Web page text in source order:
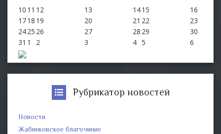
10 11 12 13 1415
16
1718 19 20 21 22
23
2425 26 27 28 29
30
31 1 2 3 4 5 6
Рубрикатор новостей
Новости
Жабинковское благочиние